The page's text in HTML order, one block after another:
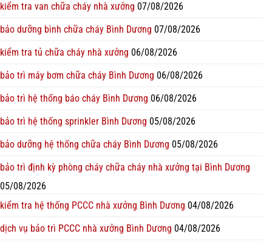
kiểm tra van chữa cháy nhà xưởng 07/08/2026
bảo dưỡng bình chữa cháy Bình Dương 07/08/2026
kiểm tra tủ chữa cháy nhà xưởng 06/08/2026
bảo trì máy bơm chữa cháy Bình Dương 06/08/2026
bảo trì hệ thống báo cháy Bình Dương 06/08/2026
bảo trì hệ thống sprinkler Bình Dương 05/08/2026
bảo dưỡng hệ thống chữa cháy Bình Dương 05/08/2026
bảo trì định kỳ phòng cháy chữa cháy nhà xưởng tại Bình Dương
05/08/2026
kiểm tra hệ thống PCCC nhà xưởng Bình Dương 04/08/2026
dịch vụ bảo trì PCCC nhà xưởng Bình Dương 04/08/2026